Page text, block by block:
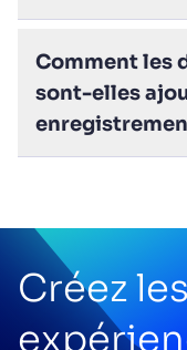
Comment les
sont-elles
Créez